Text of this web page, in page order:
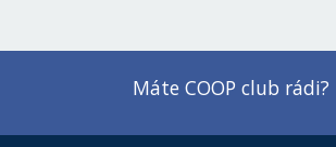
Máte COOP club rádi?